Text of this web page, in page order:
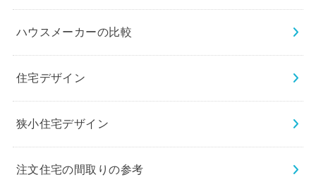
ハウスメーカーの比較
住宅デザイン
狭小住宅デザイン
注文住宅の間取りの参考